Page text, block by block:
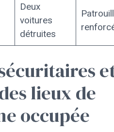
Deux
voitures
détruites
lieux de
occupée